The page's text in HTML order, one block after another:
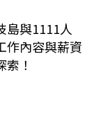
島與1111人
作內容與薪資
！